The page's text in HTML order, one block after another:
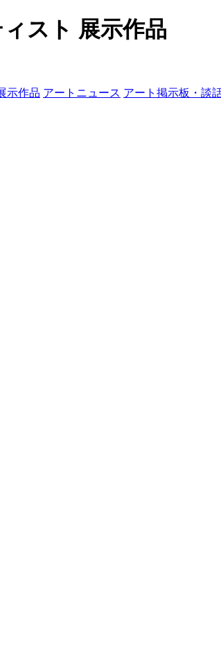
スト 展示作品
示作品 アートニュース アート掲示板・談